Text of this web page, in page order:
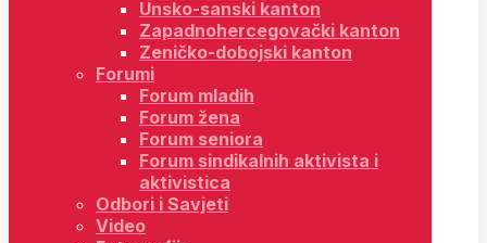
Unsko-sanski kanton
Zapadnohercegovački kanton
Zeničko-dobojski kanton
Forumi
Forum mladih
Forum žena
Forum seniora
Forum sindikalnih aktivista i
aktivistica
Odbori i Savjeti
Video